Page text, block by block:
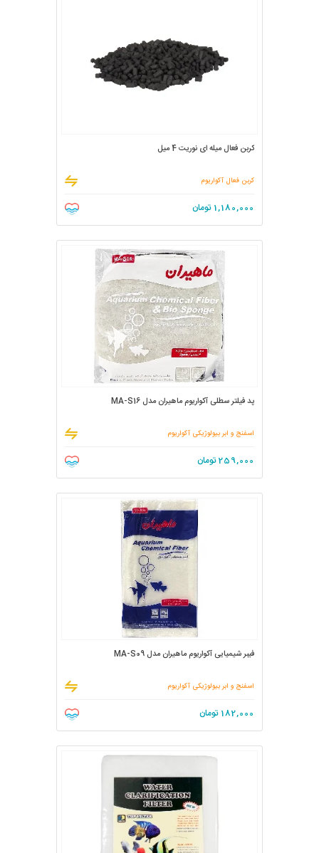
کربن فعال میله ای نوریت 4 میل
کربن فعال آکواریوم
1,180,000 تومان
پد فیلتر سطلی آکواریوم ماهیران مدل MA-S16
اسفنج و ابر بیولوژیکی آکواریوم
259,000تومان
فیبر شیمیایی آکواریوم ماهیران مدل MA-S09
اسفنج و ابر بیولوژیکی آکواریوم
182,000 تومان